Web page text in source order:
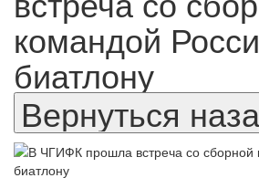
командой
биатлону